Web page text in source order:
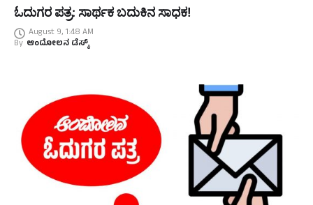
ಓದುಗರ ಪತ್ರ: ಸಾರ್ಥಕ ಬದುಕಿನ ಸಾಧಕ!
August 9, 1:48 AM
By ಆಂದೋಲನ ಡೆಸ್ಕ್